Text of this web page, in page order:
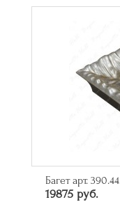
Багет арт.
19875 руб.